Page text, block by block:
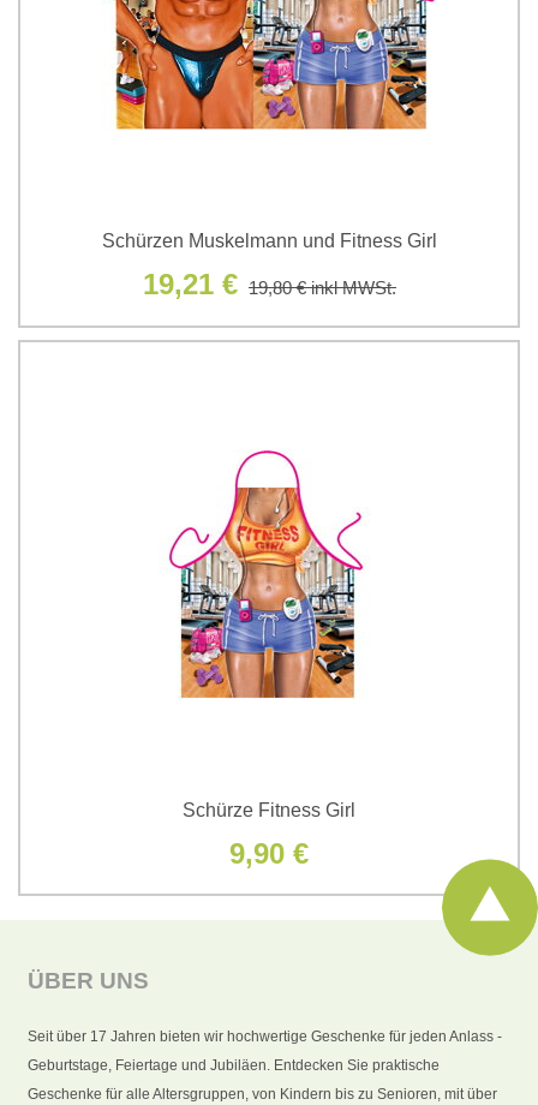
Schürzen Muskelmann und Fitness Girl
19,21 € 19,80 €inkl MWSt.
Schürze Fitness Girl
9,90 €
ÜBER UNS
Seit über 17 Jahren bieten wir hochwertige Geschenke für jeden Anlass -
Geburtstage, Feiertage und Jubiläen. Entdecken Sie praktische
Geschenke für alle Altersgruppen, von Kindern bis zu Senioren, mit über